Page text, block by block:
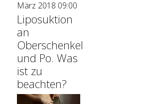
März 2018 09:00
Liposuktion
an
Oberschenkel
und Po. Was
ist zu
beachten?